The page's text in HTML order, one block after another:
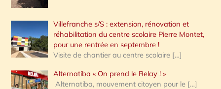
Villefranche s/S : extension, rénovation et
réhabilitation du centre scolaire Pierre Montet,
pour une rentrée en septembre !
Visite de chantier au centre scolaire […]
Alternatiba « On prend le Relay ! »
Alternatiba, mouvement citoyen pour le […]